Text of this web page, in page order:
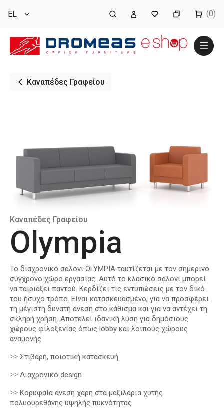
EL (0)
Καναπέδες Γραφείου
Καναπέδες Γραφείου
Olympia
Το διαχρονικό σαλόνι OLYMPIA ταυτίζεται με τον σημερινό
σύγχρονο χώρο εργασίας. Αυτό το κλασικό σαλόνι μπορεί
να ταιριάξει παντού. Κερδίζει τις εντυπώσεις με τον δικό
του ήσυχο τρόπο. Είναι κατασκευασμένο, για να προσφέρει
τη μέγιστη δυνατή άνεση στο κάθισμα και για να αντέχει τη
σκληρή χρήση. Αποτελεί ιδανική λύση για δημόσιους
χώρους φιλοξενίας όπως lobby και λοιπούς χώρους
αναμονής
˃˃ Στιβαρή, ποιοτική κατασκευή
˃˃ Διαχρονικό design
˃˃ Κορυφαία άνεση χάρη στα μαξιλάρια χυτής
πολυουρεθάνης υψηλής πυκνότητας